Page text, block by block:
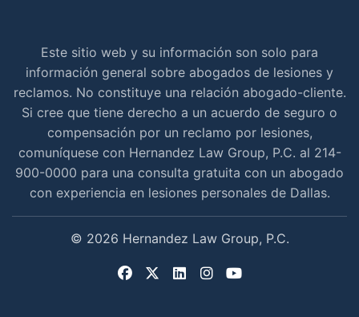
Este sitio web y su información son solo para
información general sobre abogados de lesiones y
reclamos. No constituye una relación abogado-cliente.
Si cree que tiene derecho a un acuerdo de seguro o
compensación por un reclamo por lesiones,
comuníquese con Hernandez Law Group, P.C. al 214-
900-0000 para una consulta gratuita con un abogado
con experiencia en lesiones personales de Dallas.
© 2026 Hernandez Law Group, P.C.